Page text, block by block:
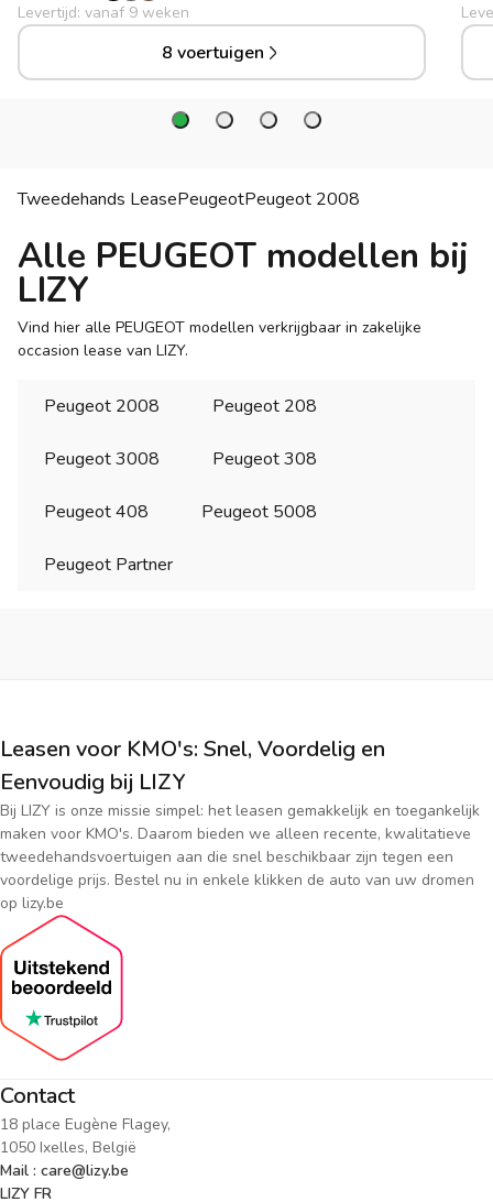
Levertijd: vanaf 9 weken
8 voertuigen
Tweedehands LeasePeugeotPeugeot 2008
Alle PEUGEOT modellen bij
LIZY
Vind hier alle PEUGEOT modellen verkrijgbaar in zakelijke
occasion lease van LIZY.
Peugeot 2008 Peugeot 208
Peugeot 3008 Peugeot 308
Peugeot 408 Peugeot 5008
Peugeot Partner
Leasen voor KMO's: Snel, Voordelig en
Eenvoudig bij LIZY
Bij LIZY is onze missie simpel: het leasen gemakkelijk en toegankelijk
maken voor KMO's. Daarom bieden we alleen recente, kwalitatieve
tweedehandsvoertuigen aan die snel beschikbaar zijn tegen een
voordelige prijs. Bestel nu in enkele klikken de auto van uw dromen
op lizy.be
Contact
18 place Eugène Flagey,
1050 Ixelles, België
Mail : care@lizy.be
LIZY FR